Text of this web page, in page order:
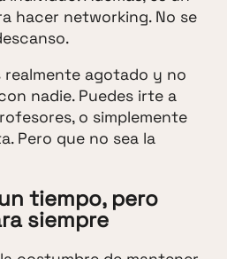
hacer networking. No se
realmente agotado y no
nadie. Puedes irte a
o simplemente
Pero que no sea la
tiempo, pero
siempre